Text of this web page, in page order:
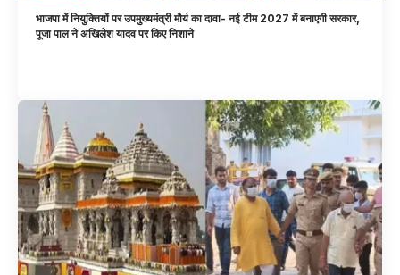
भाजपा में नियुक्तियों पर उपमुख्यमंत्री मौर्य का दावा- नई टीम 2027 में बनाएगी सरकार,
पूजा पाल ने अखिलेश यादव पर किए निशाने